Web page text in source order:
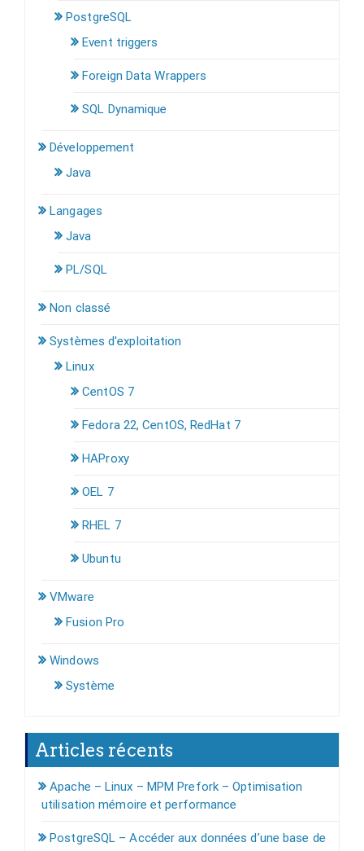
PostgreSQL
Event triggers
Foreign Data Wrappers
SQL Dynamique
Développement
Java
Langages
Java
PL/SQL
Non classé
Systèmes d'exploitation
Linux
CentOS 7
Fedora 22, CentOS, RedHat 7
HAProxy
OEL 7
RHEL 7
Ubuntu
VMware
Fusion Pro
Windows
Système
Articles récents
Apache – Linux – MPM Prefork – Optimisation
utilisation mémoire et performance
PostgreSQL – Accéder aux données d’une base de